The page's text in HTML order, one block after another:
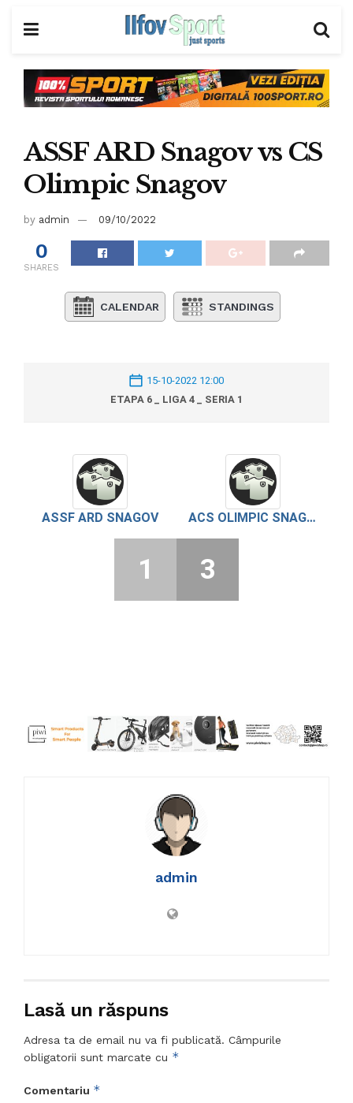
ASSF ARD Snagov vs CS
Olimpic Snagov
by admin 09/10/2022
0
SHARES
CALENDAR STANDINGS
15-10-2022 12:00
ETAPA 6 _ LIGA 4 _ SERIA 1
ASSF ARD SNAGOV ACS OLIMPIC SNAGOV
1 3
admin
Lasă un răspuns
Adresa ta de email nu va fi publicată. Câmpurile
obligatorii sunt marcate cu *
Comentariu *